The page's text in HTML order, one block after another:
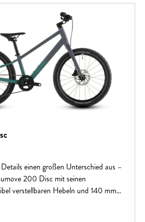
einen großen Unterschied aus –
200 Disc mit seinen
verstellbaren Hebeln und 140 mm
Scheibenbremsen kraftvoll